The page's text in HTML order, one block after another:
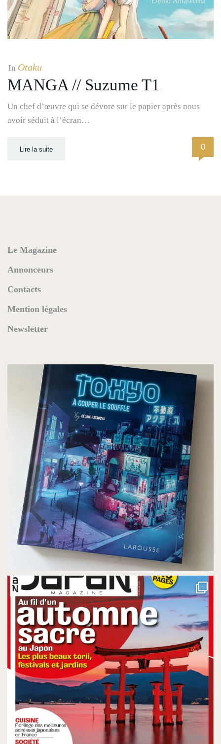
In Otaku
MANGA // Suzume T1
Un chef d’œuvre qui se dévore sur le papier après nous
avoir séduit à l’écran…
Lire la suite 0
Le Magazine
Annonceurs
Contacts
Mention légales
Newsletter